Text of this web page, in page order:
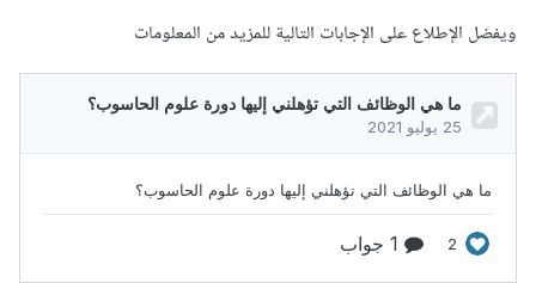
ويفضل الإطلاع على الإجابات التالية للمزيد من المعلومات